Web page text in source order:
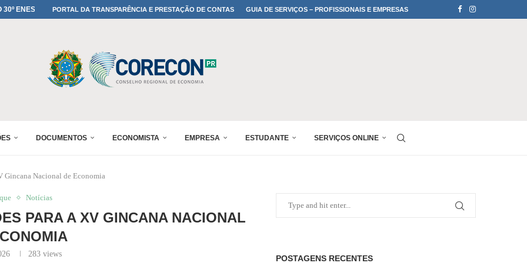
NO 30º ENESULPORTAL DA TRANSPARÊNCIA E PRESTAÇÃO DE CONTAS GUIA DE SERVIÇOS – PROFISSIONAIS E EMPRESAS
DOCUMENTOS ECONOMISTA EMPRESA ESTUDANTE SERVIÇOS ONLINE
Gincana Nacional de Economia
Notícias
PARA A XV GINCANA NACIONAL
283views POSTAGENS RECENTES